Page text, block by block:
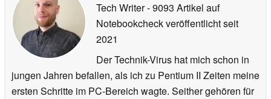
Tech Writer- 9093 Artikel auf
Notebookcheck veröffentlichtseit
2021
Der Technik-Virus hat mich schon in
jungen Jahren befallen, als ich zu Pentium II Zeiten meine
ersten Schritte im PC-Bereich wagte. Seither gehören für